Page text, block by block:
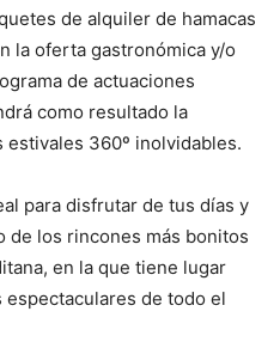
de alquiler de hamacas
la oferta gastronómica y/o
de actuaciones
como resultado la
360º inolvidables.
para disfrutar de tus días y
de los rincones más bonitos
en la que tiene lugar
de todo el